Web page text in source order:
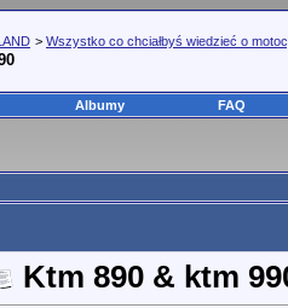
> Wszystko co chciałbyś wiedzieć o
Albumy FAQ
Ktm 890 & ktm